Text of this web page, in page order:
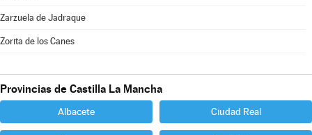
Zarzuela de Jadraque
Zorita de los Canes
Provincias de Castilla La Mancha
Albacete Ciudad Real